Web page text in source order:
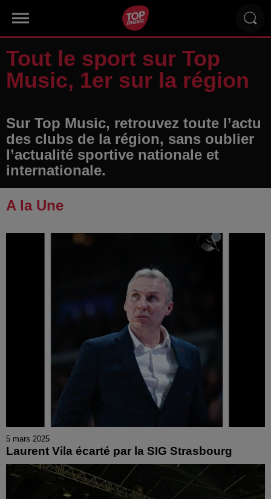
Tout le sport sur Top
Music, 1er sur la région
Sur Top Music, retrouvez toute l’actu
des clubs de la région, sans oublier
l’actualité sportive nationale et
internationale.
A la Une
5 mars 2025
Laurent Vila écarté par la SIG Strasbourg